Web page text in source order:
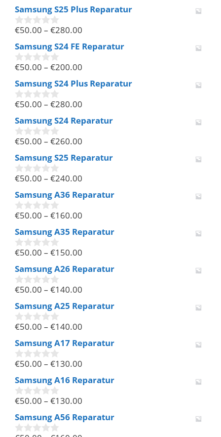
o
n
5
Samsung S25 Plus Reparatur
0
o
n
5
€50.00 – €280.00
Samsung S24 FE Reparatur
0
o
n
5
€50.00 – €200.00
Samsung S24 Plus Reparatur
0
o
n
5
€50.00 – €280.00
Samsung S24 Reparatur
0
o
n
5
€50.00 – €260.00
Samsung S25 Reparatur
0
o
n
5
€50.00 – €240.00
Samsung A36 Reparatur
0
o
n
5
€50.00 – €160.00
Samsung A35 Reparatur
0
o
n
5
€50.00 – €150.00
Samsung A26 Reparatur
0
o
n
5
€50.00 – €140.00
Samsung A25 Reparatur
0
o
n
5
€50.00 – €140.00
Samsung A17 Reparatur
0
o
n
5
€50.00 – €130.00
Samsung A16 Reparatur
0
o
n
€50.00 – €130.00
Samsung A56 Reparatur